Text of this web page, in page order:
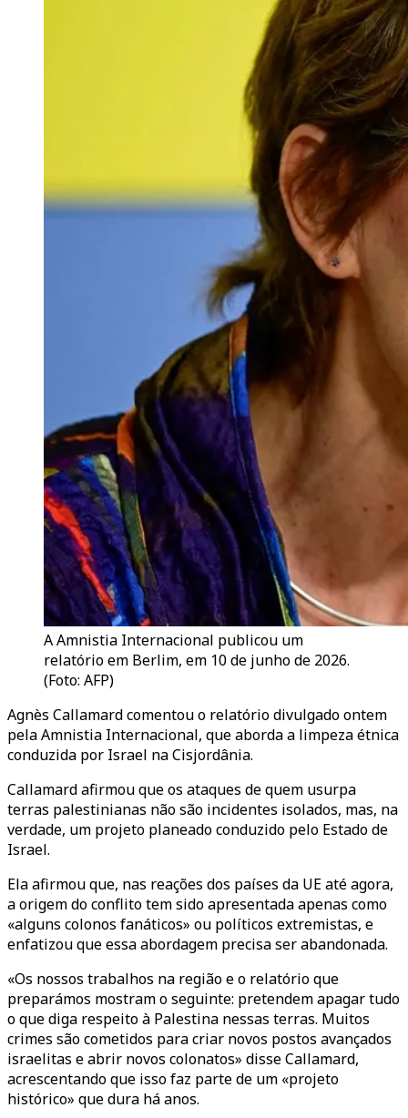
A Amnistia Internacional publicou um
relatório em Berlim, em 10 de junho de 2026.
(Foto: AFP)
Agnès Callamard comentou o relatório divulgado ontem
pela Amnistia Internacional, que aborda a limpeza étnica
conduzida por Israel na Cisjordânia.
Callamard afirmou que os ataques de quem usurpa
terras palestinianas não são incidentes isolados, mas, na
verdade, um projeto planeado conduzido pelo Estado de
Israel.
Ela afirmou que, nas reações dos países da UE até agora,
a origem do conflito tem sido apresentada apenas como
«alguns colonos fanáticos» ou políticos extremistas, e
enfatizou que essa abordagem precisa ser abandonada.
«Os nossos trabalhos na região e o relatório que
preparámos mostram o seguinte: pretendem apagar tudo
o que diga respeito à Palestina nessas terras. Muitos
crimes são cometidos para criar novos postos avançados
israelitas e abrir novos colonatos» disse Callamard,
acrescentando que isso faz parte de um «projeto
histórico» que dura há anos.